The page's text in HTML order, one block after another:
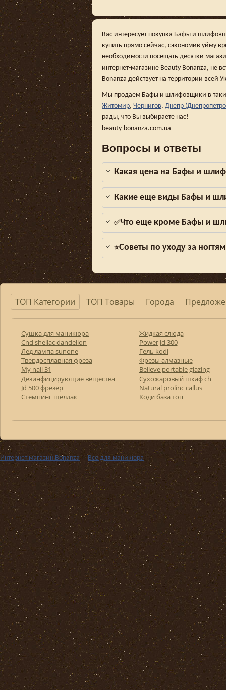
Вас интересует покупка Бафы и
купить прямо сейчас, сэкономив уйму
необходимости посещать десятки
интернет-магазине Beauty Bonanza, не
Bonanza действует на территории всей
Мы продаем Бафы и шлифовщики в
Житомир, Чернигов, Днепр
рады, что Вы выбираете нас!
beauty-bonanza.com.ua
Вопросы и ответы
Какая цена на Бафы и
Какие еще виды Бафы и
✅Что еще кроме Бафы и
⭐Советы по уходу за
ТОП Категории ТОП Товары Города
Сушка для маникюра
Cnd shellac dandelion
Лед лампа sunone
Твердосплавная фреза
My nail 31
Дезинфицирующие вещества
Jd 500 фрезер
Стемпинг шеллак
Жидкая слюда
Power jd 300
Гель kodi
Фрезы алмазные
Believe portable glazing
Сухожаровый шкаф ch
Natural prolinc callus
Коди база топ
Интернет магазин Bonanza ›› Все для маникюра